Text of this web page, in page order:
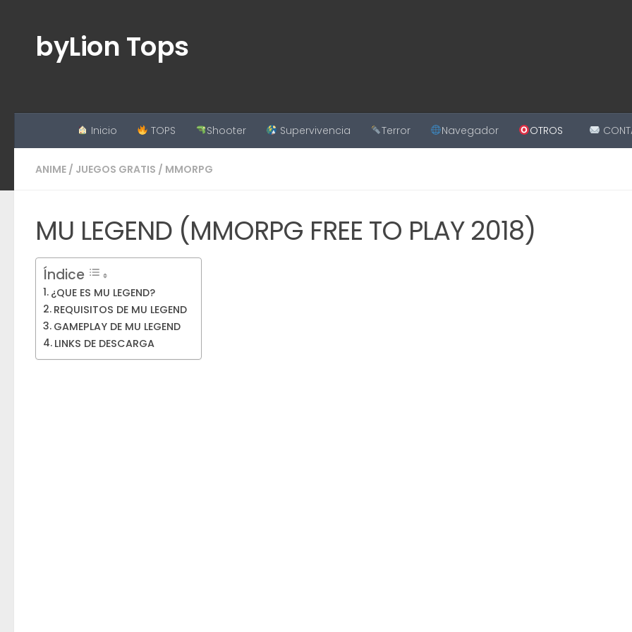
byLion Tops
Inicio TOPS Shooter Supervivencia Terror Navegador OTROS
ANIME / JUEGOS GRATIS / MMORPG
MU LEGEND (MMORPG FREE TO PLAY 2018)
Índice
¿QUE ES MU LEGEND?
REQUISITOS DE MU LEGEND
GAMEPLAY DE MU LEGEND
LINKS DE DESCARGA